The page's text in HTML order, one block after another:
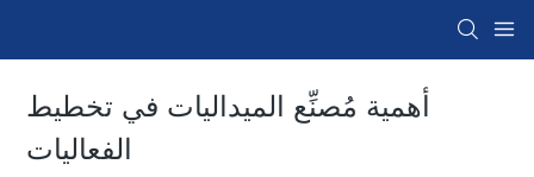
أهمية مُصنِّع الميداليات في تخطيط
الفعاليات